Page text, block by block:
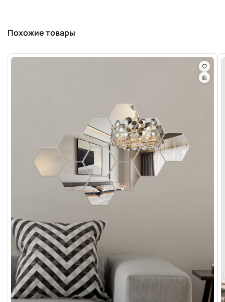
Похожие товары